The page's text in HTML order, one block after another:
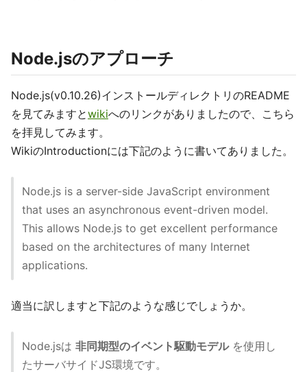
Node.jsのアプローチ
Node.js(v0.10.26)インストールディレクトリのREADME
を見てみますとwikiへのリンクがありましたので、こちら
を拝見してみます。
WikiのIntroductionには下記のように書いてありました。
Node.js is a server-side JavaScript environment
that uses an asynchronous event-driven model.
This allows Node.js to get excellent performance
based on the architectures of many Internet
applications.
適当に訳しますと下記のような感じでしょうか。
Node.jsは 非同期型のイベント駆動モデルを使用し
たサーバサイドJS環境です。